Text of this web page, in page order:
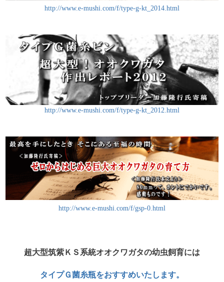
http://www.e-mushi.com/f/type-g-kt_2014.html
http://www.e-mushi.com/f/type-g-kt_2012.html
http://www.e-mushi.com/f/gsp-0.html
超大型筑紫ＫＳ系統オオクワガタの幼虫飼育には
タイプＧ菌糸瓶をおすすめいたします。